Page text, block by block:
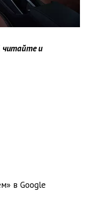
читайте и
в Google